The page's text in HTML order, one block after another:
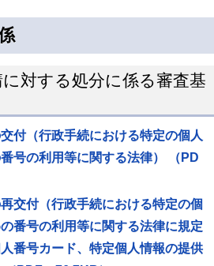
対する処分に係る審査基
付（行政手続における特定の個人
号の利用等に関する法律） （PD
交付（行政手続における特定の個
番号の利用等に関する法律に規定
番号カード、特定個人情報の提供